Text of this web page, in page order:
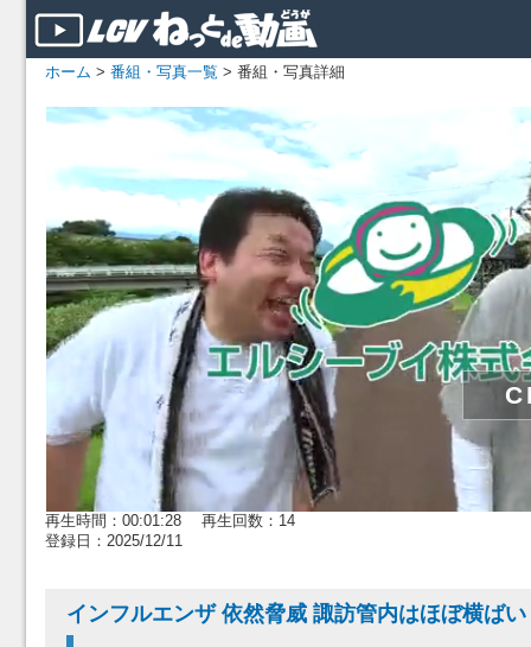
ホーム > 番組・写真一覧 > 番組・写真詳細
再生時間：00:01:28 再生回数：14
インフルエンザ 依然脅威 諏訪管内はほぼ横ばい